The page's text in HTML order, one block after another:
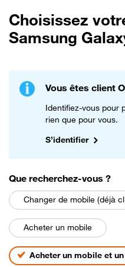
Choisissez
Samsung
Vous êtes client
Identifiez-vous pour
rien que pour vous.
S’identifier
Que recherchez-vous ?
Changer de mobile (déjà
Acheter un mobile
Acheter un mobile et